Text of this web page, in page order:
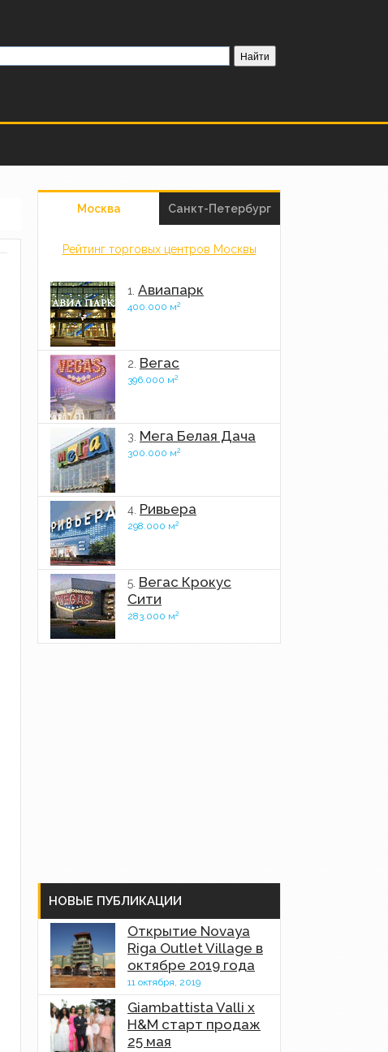
Москва Санкт-Петербург
Рейтинг торговых центров Москвы
1. Авиапарк
400.000 м2
2. Вегас
396.000 м2
3. Мега Белая Дача
300.000 м2
4. Ривьера
298.000 м2
5. Вегас Крокус
Сити
283.000 м2
НОВЫЕ ПУБЛИКАЦИИ
Открытие Novaya
Riga Outlet Village в
октябре 2019 года
11 октября, 2019
Giambattista Valli x
H&M старт продаж
25 мая